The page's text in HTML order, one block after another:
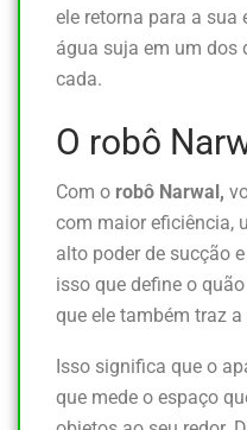
ele retorna para a sua
água suja em um dos
cada.
O robô
Com o robô Narwal,
com maior eficiência,
alto poder de sucção
isso que define o
que ele também traz a
Isso significa que o
que mede o espaço